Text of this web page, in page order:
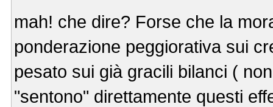
mah! che dire? Forse che la
ponderazione peggiorativa sui
pesato sui già gracili bilanci (
"sentono" direttamente questi